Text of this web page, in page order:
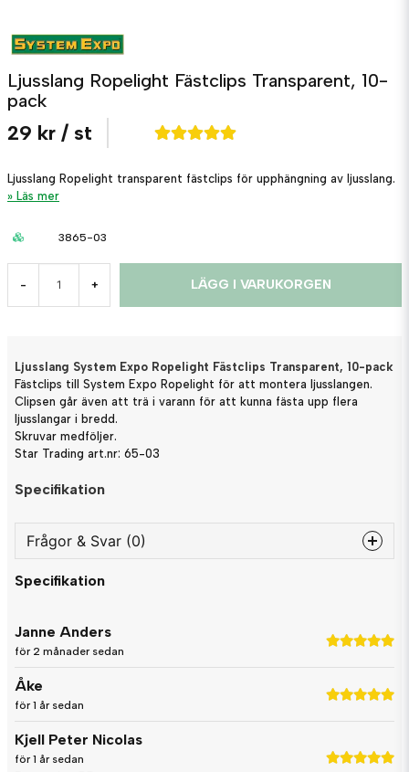
Ljusslang Ropelight Fästclips Transparent, 10-
pack
29 kr / st
Ljusslang Ropelight transparent fästclips för upphängning av ljusslang.
Läs mer
3865-03
- + LÄGG I VARUKORGEN
Ljusslang System Expo Ropelight Fästclips Transparent, 10-pack
Fästclips till System Expo Ropelight för att montera ljusslangen.
Clipsen går även att trä i varann för att kunna fästa upp flera
ljusslangar i bredd.
Skruvar medföljer.
Star Trading art.nr: 65-03
Specifikation
Frågor & Svar (0)
question
email
Mejladress
Specifikation
Janne Anders
för 2 månader sedan
Åke
för 1 år sedan
Kjell Peter Nicolas
för 1 år sedan